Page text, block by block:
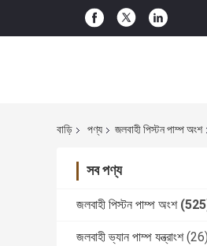
বাড়ি পণ্য জলবাহী পিস্টন পাম্প অংশ
সব পণ্য
জলবাহী পিস্টন পাম্প অংশ
জলবাহী ভ্যান পাম্প যন্ত্রাংশ (26)